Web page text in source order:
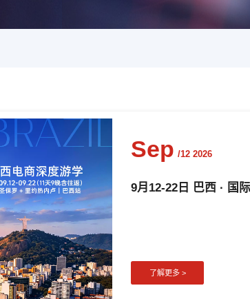
Aug /20 2026
了解更多 >